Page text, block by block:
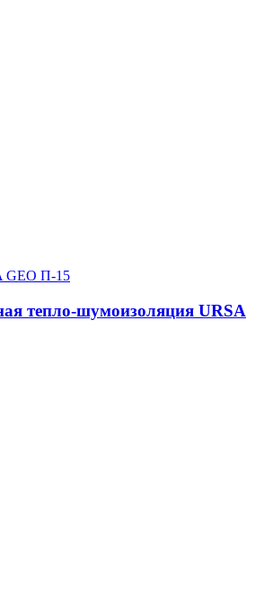
тепло-шумоизоляция URSA